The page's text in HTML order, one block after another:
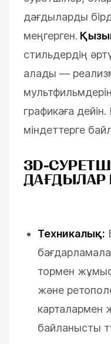
дағдыларды
меңгерген.
стильдердің
алады —
графикаға
міндеттерге
3D-
ДАҒДЫЛАР
Техникалық:
тормен
және
карталармен
байланысты